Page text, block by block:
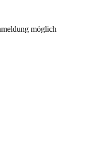
möglich